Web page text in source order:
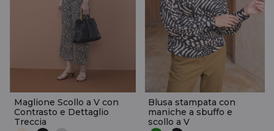
Maglione Scollo a V con
Contrasto e Dettaglio
Treccia
Blusa stampata con
maniche a sbuffo e
scollo a V